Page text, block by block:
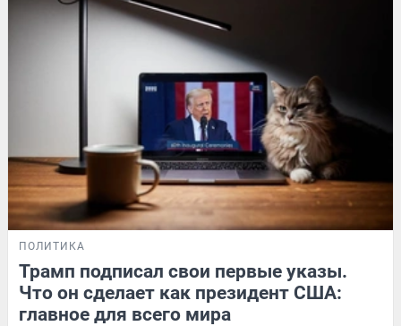
ПОЛИТИКА
Трамп подписал свои первые указы.
Что он сделает как президент США:
главное для всего мира